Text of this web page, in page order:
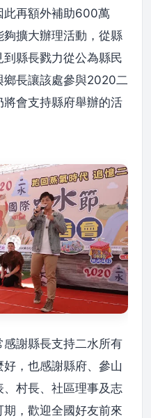
此再額外補助600萬
擴大辦理活動，從縣
縣長戮力從公為縣民
鄉長讓該處參與2020二
會支持縣府舉辦的活
謝縣長支持二水所有
，也感謝縣府、參山
村長、社區理事及志
，歡迎全國好友前來